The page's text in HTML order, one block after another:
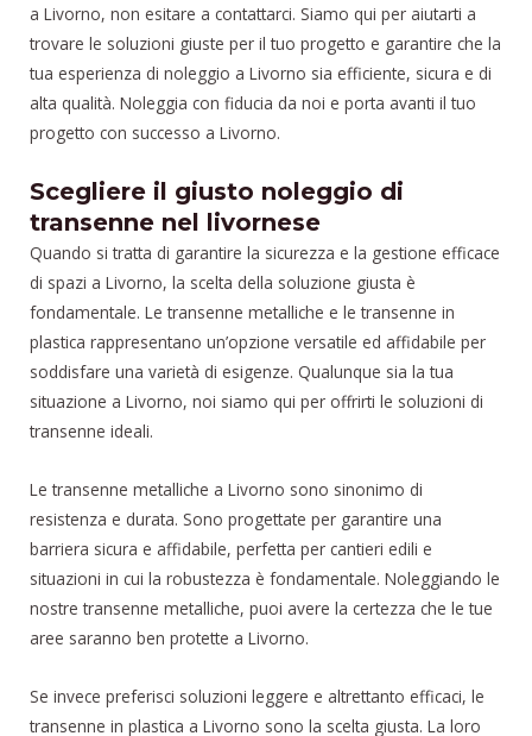
a Livorno, non esitare a contattarci. Siamo qui per aiutarti a
trovare le soluzioni giuste per il tuo progetto e garantire che la
tua esperienza di noleggio a Livorno sia efficiente, sicura e di
alta qualità. Noleggia con fiducia da noi e porta avanti il tuo
progetto con successo a Livorno.
Scegliere il giusto noleggio di
transenne nel livornese
Quando si tratta di garantire la sicurezza e la gestione efficace
di spazi a Livorno, la scelta della soluzione giusta è
fondamentale. Le transenne metalliche e le transenne in
plastica rappresentano un’opzione versatile ed affidabile per
soddisfare una varietà di esigenze. Qualunque sia la tua
situazione a Livorno, noi siamo qui per offrirti le soluzioni di
transenne ideali.
Le transenne metalliche a Livorno sono sinonimo di
resistenza e durata. Sono progettate per garantire una
barriera sicura e affidabile, perfetta per cantieri edili e
situazioni in cui la robustezza è fondamentale. Noleggiando le
nostre transenne metalliche, puoi avere la certezza che le tue
aree saranno ben protette a Livorno.
Se invece preferisci soluzioni leggere e altrettanto efficaci, le
transenne in plastica a Livorno sono la scelta giusta. La loro